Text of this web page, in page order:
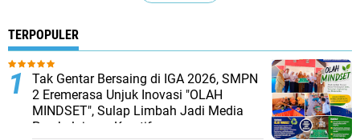
TERPOPULER
Tak Gentar Bersaing di IGA 2026, SMPN
2 Eremerasa Unjuk Inovasi "OLAH
MINDSET", Sulap Limbah Jadi Media
Pembelajaran Kreatif